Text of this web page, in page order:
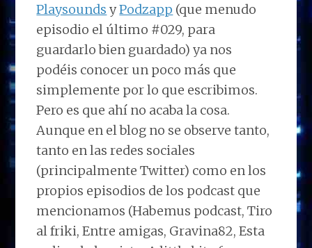
Playsounds yPodzapp (que menudo
episodio el último #029, para
guardarlo bien guardado) ya nos
podéis conocer un poco más que
simplemente por lo que escribimos.
Pero es que ahí no acaba la cosa.
Aunque en el blog no se observe tanto,
tanto en las redes sociales
(principalmente Twitter) como en los
propios episodios de los podcast que
mencionamos (Habemus podcast, Tiro
al friki, Entre amigas, Gravina82, Esta